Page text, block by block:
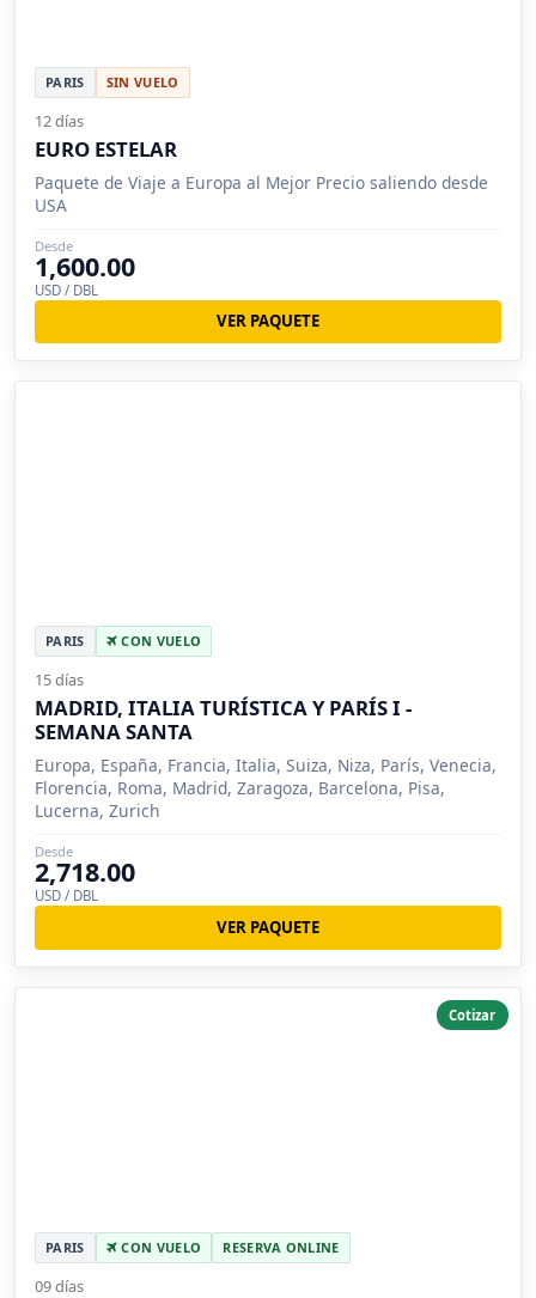
PARIS SIN VUELO
12 días
EURO ESTELAR
Paquete de Viaje a Europa al Mejor Precio saliendo desde
USA
Desde
1,600.00
USD / DBL
VER PAQUETE
PARIS CON VUELO
15 días
MADRID, ITALIA TURÍSTICA Y PARÍS I -
SEMANA SANTA
Europa, España, Francia, Italia, Suiza, Niza, París, Venecia,
Florencia, Roma, Madrid, Zaragoza, Barcelona, Pisa,
Lucerna, Zurich
Desde
2,718.00
USD / DBL
VER PAQUETE
Cotizar
PARIS CON VUELO RESERVA ONLINE
09 días